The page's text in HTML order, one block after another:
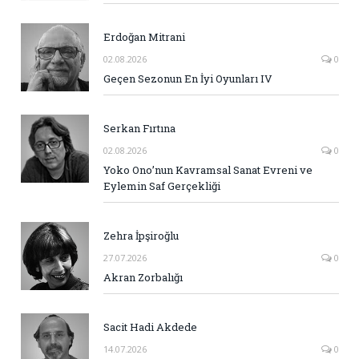
Erdoğan Mitrani
02.08.2026 0
Geçen Sezonun En İyi Oyunları IV
Serkan Fırtına
02.08.2026 0
Yoko Ono’nun Kavramsal Sanat Evreni ve
Eylemin Saf Gerçekliği
Zehra İpşiroğlu
27.07.2026 0
Akran Zorbalığı
Sacit Hadi Akdede
14.07.2026 0